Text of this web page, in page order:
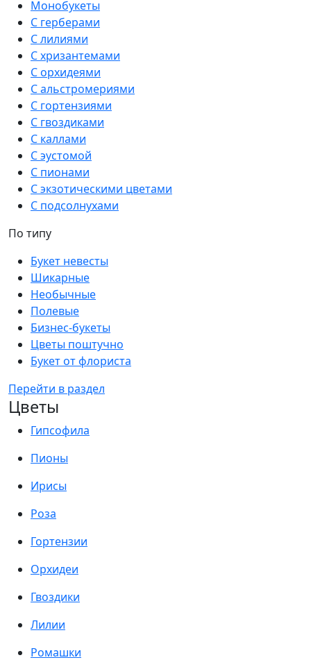
Монобукеты
С герберами
С лилиями
С хризантемами
С орхидеями
С альстромериями
С гортензиями
С гвоздиками
С каллами
С эустомой
С пионами
С экзотическими цветами
С подсолнухами
По типу
Букет невесты
Шикарные
Необычные
Полевые
Бизнес-букеты
Цветы поштучно
Букет от флориста
Перейти в раздел
Цветы
Гипсофила
Пионы
Ирисы
Роза
Гортензии
Орхидеи
Гвоздики
Лилии
Ромашки